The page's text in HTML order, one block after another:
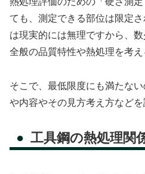
ても、測定できる部位は限定
は現実的には無理ですから、
全般の品質特性や熱処理を考え
そこで、最低限度にも満たな
や内容やその見方考え方などを
工具鋼の熱処理関